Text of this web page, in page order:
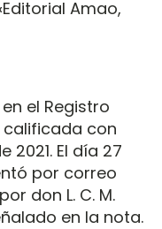
Amao,
el Registro
calificada con
2021. El día 27
por correo
don L. C. M.
en la nota.